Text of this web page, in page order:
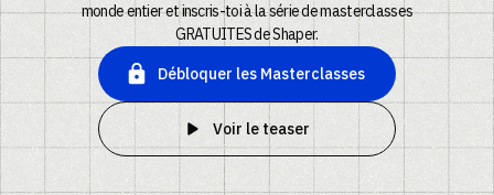
monde entier et inscris-toi à la série de masterclasses
GRATUITES de Shaper.
Débloquer les Masterclasses
Voir le teaser